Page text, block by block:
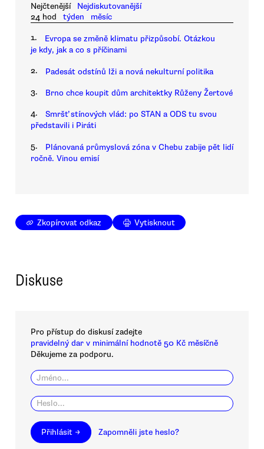
Nejčtenější
Nejdiskutovanější
24 hod
týden měsíc
1.
Evropa se změně klimatu přizpůsobí. Otázkou
je kdy, jak a co s příčinami
2. Padesát odstínů lži a nová nekulturní politika
3. Brno chce koupit dům architektky Růženy Žertové
4.
Smršť stínových vlád: po STAN a ODS tu svou
představili i Piráti
5.
Plánovaná průmyslová zóna v Chebu zabije pět lidí
ročně. Vinou emisí
Zkopírovat odkaz Vytisknout
Diskuse
Pro přístup do diskusí zadejte
pravidelný dar v minimální hodnotě 50 Kč měsíčně
Děkujeme za podporu.
Přihlásit → Zapomněli jste heslo?